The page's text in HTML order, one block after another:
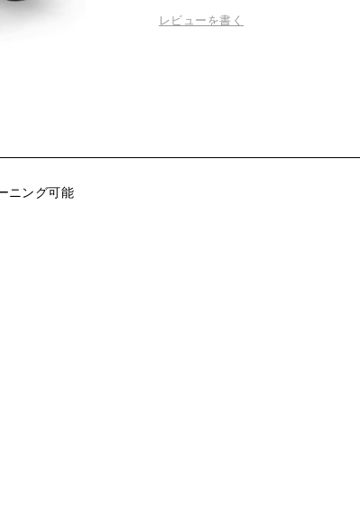
レビューを書く
ニング可能